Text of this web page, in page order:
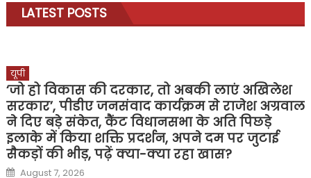
LATEST POSTS
यूपी
‘जो हो विकास की दरकार, तो अबकी लाएं अखिलेश
सरकार’, पीडीए जनसंवाद कार्यक्रम से राजेश अग्रवाल
ने दिए बड़े संकेत, कैंट विधानसभा के अति पिछड़े
इलाके में किया शक्ति प्रदर्शन, अपने दम पर जुटाई
सैकड़ों की भीड़, पढ़ें क्या-क्या रहा खास?
Posted
August 7, 2026